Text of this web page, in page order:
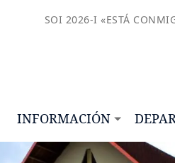
SOI 2026-I «ESTÁ
INFORMACIÓN